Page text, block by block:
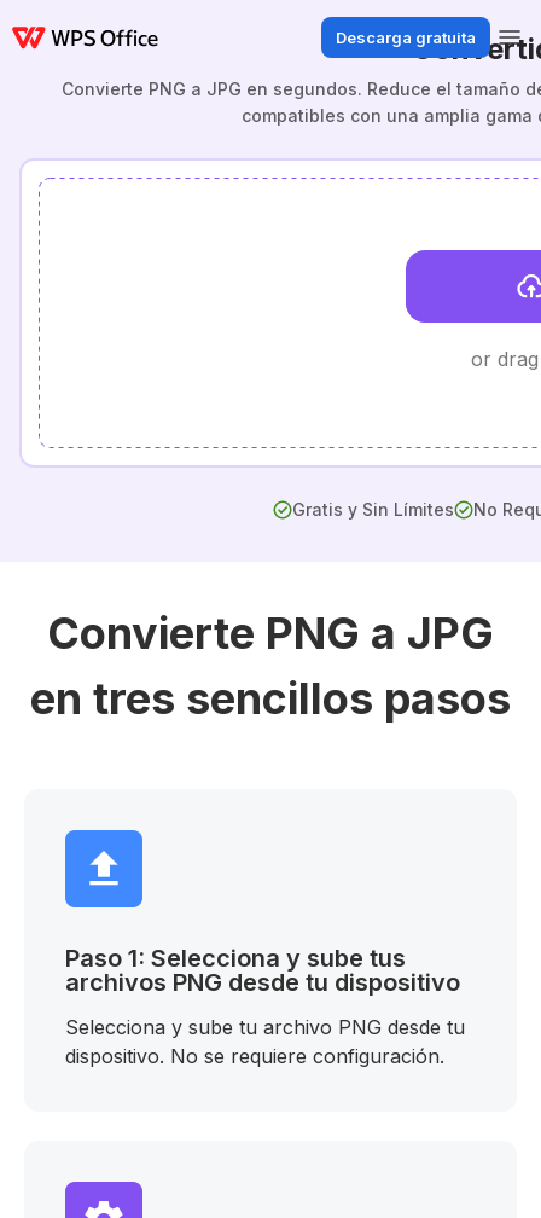
Descarga gratuita
Convierte PNG a JPG en segundos. Reduce el tamaño
compatibles con una amplia
or
Gratis y Sin Límites No
Convierte PNG a JPG
en tres sencillos pasos
Paso 1: Selecciona y sube tus
archivos PNG desde tu dispositivo
Selecciona y sube tu archivo PNG desde tu
dispositivo. No se requiere configuración.